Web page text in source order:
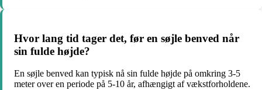
Hvor lang tid tager det, før en søjle benved når
sin fulde højde?
En søjle benved kan typisk nå sin fulde højde på omkring 3-5
meter over en periode på 5-10 år, afhængigt af vækstforholdene.